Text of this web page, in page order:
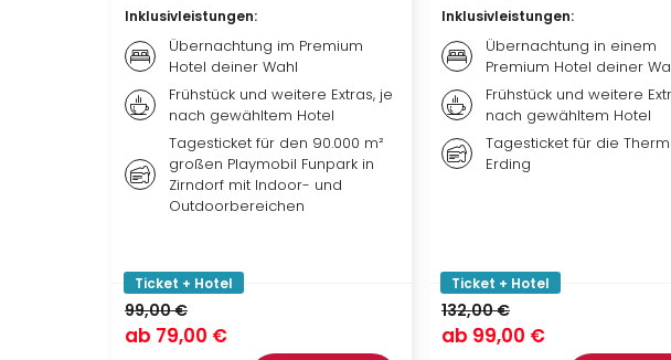
Inklusivleistungen:
Übernachtung im Premium
Hotel deiner Wahl
Frühstück und weitere Extras, je
nach gewähltem Hotel
Tagesticket für den 90.000 m²
großen Playmobil Funpark in
Zirndorf mit Indoor- und
Outdoorbereichen
Ticket + Hotel
99,00 €
ab 79,00 €
Inklusivleistungen:
Übernachtung in einem
Premium Hotel deiner
Frühstück und weitere
nach gewähltem Hotel
Tagesticket für die
Erding
Ticket + Hotel
132,00 €
ab 99,00 €